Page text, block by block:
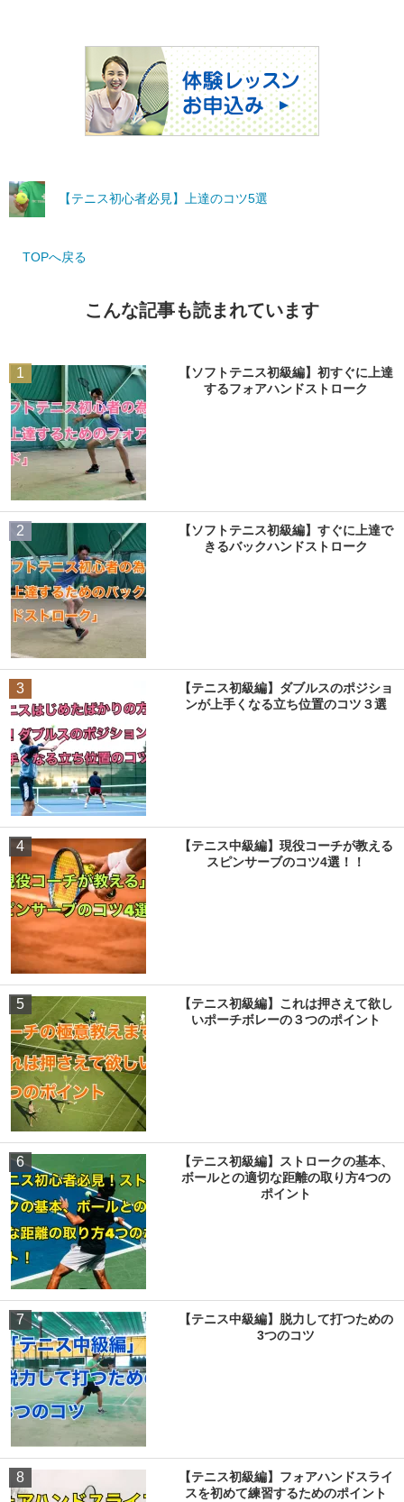
【テニス初心者必見】上達のコツ5選
TOPへ戻る
こんな記事も読まれています
1
【ソフトテニス初級編】初すぐに上達
するフォアハンドストローク
2
【ソフトテニス初級編】すぐに上達で
きるバックハンドストローク
3
【テニス初級編】ダブルスのポジショ
ンが上手くなる立ち位置のコツ３選
4
【テニス中級編】現役コーチが教える
スピンサーブのコツ4選！！
5
【テニス初級編】これは押さえて欲し
いポーチボレーの３つのポイント
6
【テニス初級編】ストロークの基本、
ボールとの適切な距離の取り方4つの
ポイント
7
【テニス中級編】脱力して打つための
3つのコツ
8
【テニス初級編】フォアハンドスライ
スを初めて練習するためのポイント